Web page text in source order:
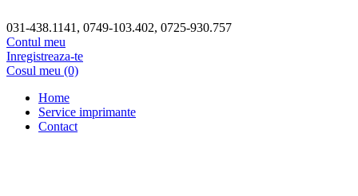
031-438.1141, 0749-103.402, 0725-930.757
Contul meu
Inregistreaza-te
Cosul meu (0)
Home
Service imprimante
Contact